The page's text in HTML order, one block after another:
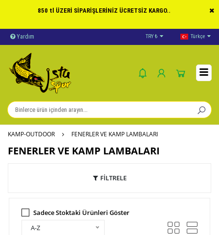
850 tl ÜZERİ SİPARİŞLERİNİZ ÜCRETSİZ KARGO..
Yardım Ödeme Bildirimi
TRY ₺ Türkçe
KAMP-OUTDOOR FENERLER VE KAMP LAMBALARI
FENERLER VE KAMP LAMBALARI
FİLTRELE
Sadece Stoktaki Ürünleri Göster
A-Z